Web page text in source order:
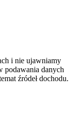
i nie ujawniamy
podawania danych
źródeł dochodu.